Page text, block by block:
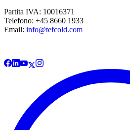
Partita IVA: 10016371
Telefono: +45 8660 1933
Email: info@tefcold.com